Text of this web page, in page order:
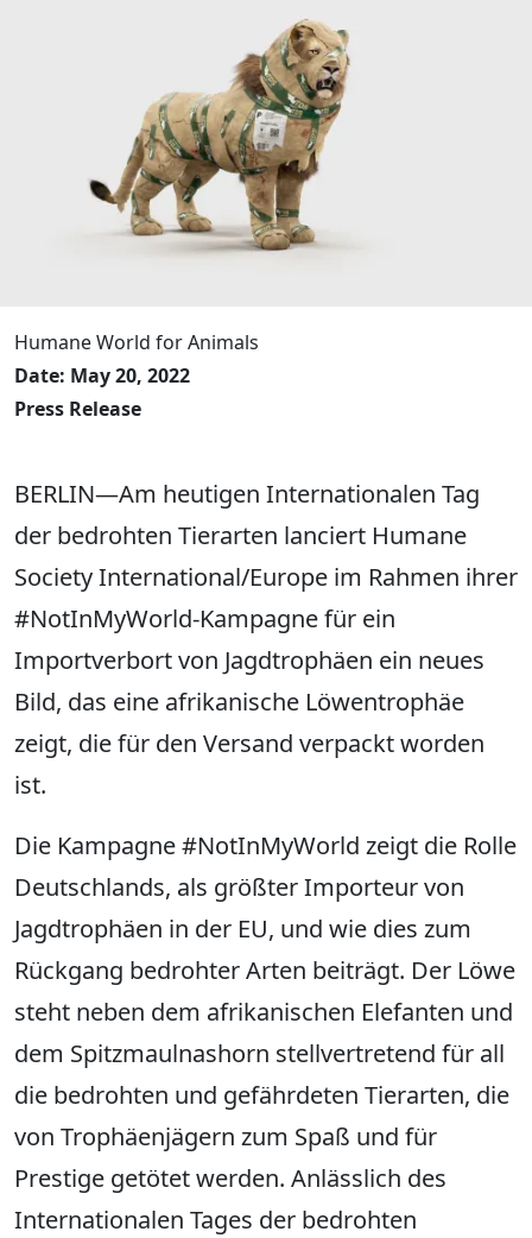
Humane World for Animals
Date: May 20, 2022
Press Release
BERLIN—Am heutigen Internationalen Tag
der bedrohten Tierarten lanciert Humane
Society International/Europe im Rahmen ihrer
#NotInMyWorld-Kampagne für ein
Importverbort von Jagdtrophäen ein neues
Bild, das eine afrikanische Löwentrophäe
zeigt, die für den Versand verpackt worden
ist.
Die Kampagne #NotInMyWorld zeigt die Rolle
Deutschlands, als größter Importeur von
Jagdtrophäen in der EU, und wie dies zum
Rückgang bedrohter Arten beiträgt. Der Löwe
steht neben dem afrikanischen Elefanten und
dem Spitzmaulnashorn stellvertretend für all
die bedrohten und gefährdeten Tierarten, die
von Trophäenjägern zum Spaß und für
Prestige getötet werden. Anlässlich des
Internationalen Tages der bedrohten